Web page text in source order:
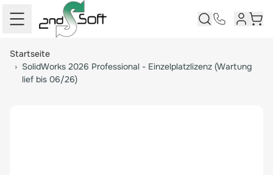
Startseite
› SolidWorks 2026 Professional - Einzelplatzlizenz (Wartung
lief bis 06/26)